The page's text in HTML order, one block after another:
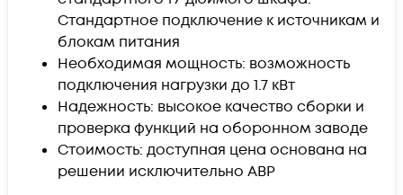
Стандартное подключение к источникам и
блокам питания
Необходимая мощность: возможность
подключения нагрузки до 1.7 кВт
Надежность: высокое качество сборки и
проверка функций на оборонном заводе
Стоимость: доступная цена основана на
решении исключительно АВР